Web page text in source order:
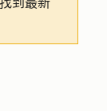
到最新